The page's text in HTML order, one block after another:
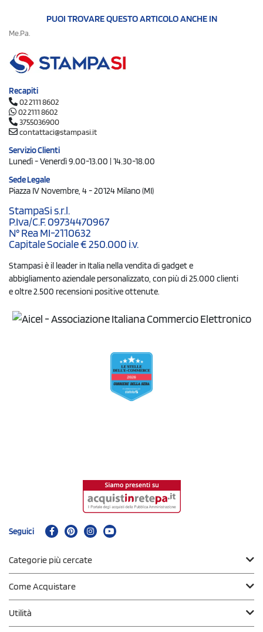
PUOI TROVARE QUESTO ARTICOLO ANCHE IN
Me.Pa.
Recapiti
02 2111 8602
02 2111 8602
3755036900
contattaci@stampasi.it
Servizio Clienti
Lunedì - Venerdì 9.00-13.00 | 14.30-18.00
Sede Legale
Piazza IV Novembre, 4 - 20124 Milano (MI)
StampaSi s.r.l.
P.Iva/C.F. 09734470967
N° Rea MI-2110632
Capitale Sociale € 250.000 i.v.
Stampasi è il leader in Italia nella vendita di gadget e
abbigliamento aziendale personalizzato, con più di 25.000 clienti
e oltre 2.500 recensioni positive ottenute.
Seguici
Categorie più cercate
Come Acquistare
Utilità